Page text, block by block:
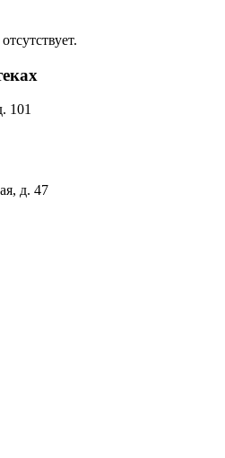
101
д. 47